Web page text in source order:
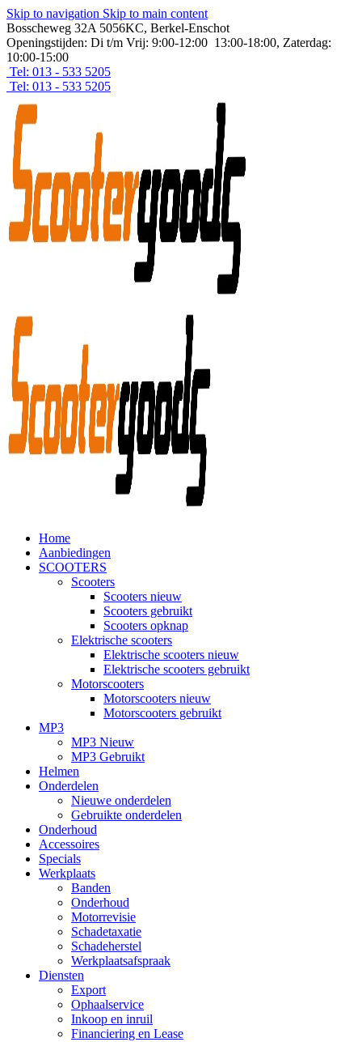
Skip to navigation Skip to main content
Bosscheweg 32A 5056KC, Berkel-Enschot
Openingstijden: Di t/m Vrij: 9:00-12:00 13:00-18:00, Zaterdag:
10:00-15:00
Tel: 013 - 533 5205
Tel: 013 - 533 5205
Home
Aanbiedingen
SCOOTERS
Scooters
Scooters nieuw
Scooters gebruikt
Scooters opknap
Elektrische scooters
Elektrische scooters nieuw
Elektrische scooters gebruikt
Motorscooters
Motorscooters nieuw
Motorscooters gebruikt
MP3
MP3 Nieuw
MP3 Gebruikt
Helmen
Onderdelen
Nieuwe onderdelen
Gebruikte onderdelen
Onderhoud
Accessoires
Specials
Werkplaats
Banden
Onderhoud
Motorrevisie
Schadetaxatie
Schadeherstel
Werkplaatsafspraak
Diensten
Export
Ophaalservice
Inkoop en inruil
Financiering en Lease